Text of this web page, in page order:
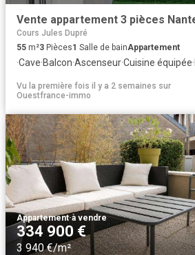
Cours Jules Dupré
55 m²3 Pièces1 Salle de bainAppartement
·Cave·Balcon·Ascenseur·Cuisine équipée·
Vu la première fois il y a 2 semaines sur
Ouestfrance-immo
Appartement·à vendre
334 900 €
3 940 €/m²